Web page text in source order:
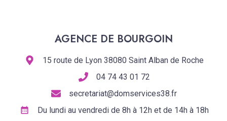
AGENCE DE BOURGOIN
15 route de Lyon 38080 Saint Alban de Roche
04 74 43 01 72
secretariat@domservices38.fr
Du lundi au vendredi de 8h à 12h et de 14h à 18h